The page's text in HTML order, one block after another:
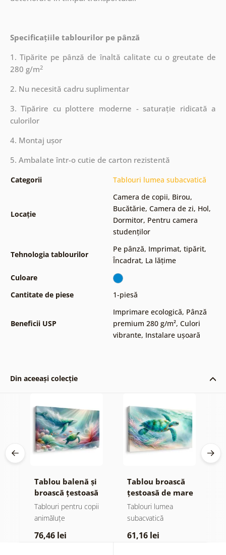
Specificațiile tablourilor pe pânză
1. Tipărite pe pânză de înaltă calitate cu o greutate de
280 g/m2
2. Nu necesită cadru suplimentar
3. Tipărire cu plottere moderne - saturație ridicată a
culorilor
4. Montaj ușor
5. Ambalate într-o cutie de carton rezistentă
Categorii Tablouri lumea subacvatică
Locație
Camera de copii, Birou,
Bucătărie, Camera de zi, Hol,
Dormitor, Pentru camera
studenților
Tehnologia tablourilor
Pe pânză, Imprimat, tipărit,
Încadrat, La lățime
Culoare
Cantitate de piese
1-piesă
Beneficii USP
Imprimare ecologică, Pânză
premium 280 g/m², Culori
vibrante, Instalare ușoară
Din aceeași colecție
Tablou balenă și
broască țestoasă
marină
Tablouri pentru copii
animăluțe
76,46 lei
Tablou broască
țestoasă de mare
în ocean
Tablouri lumea
subacvatică
61,16 lei